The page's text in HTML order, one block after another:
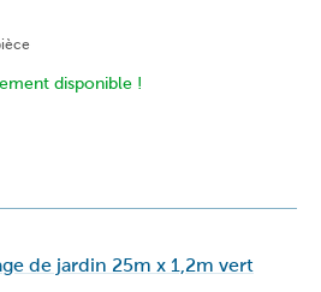
disponible !